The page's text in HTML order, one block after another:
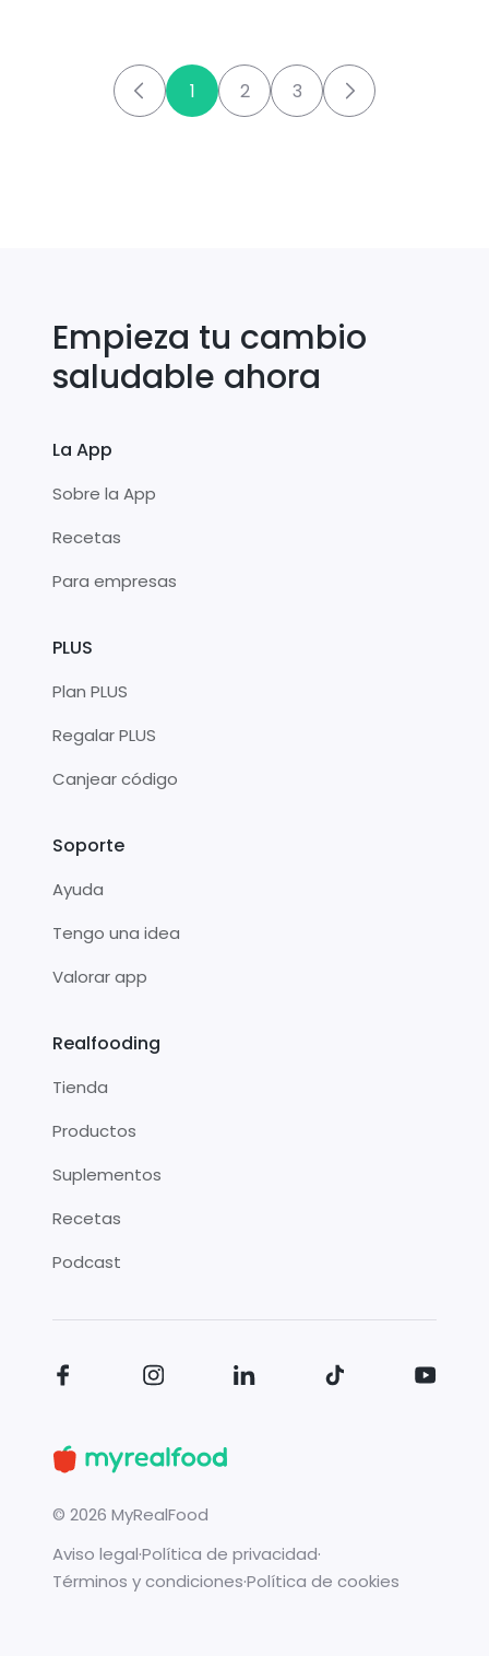
1 2 3
Empieza tu cambio
saludable ahora
La App
Sobre la App
Recetas
Para empresas
PLUS
Plan PLUS
Regalar PLUS
Canjear código
Soporte
Ayuda
Tengo una idea
Valorar app
Realfooding
Tienda
Productos
Suplementos
Recetas
Podcast
© 2026 MyRealFood
Aviso legal·Política de privacidad·
Términos y condiciones·Política de cookies